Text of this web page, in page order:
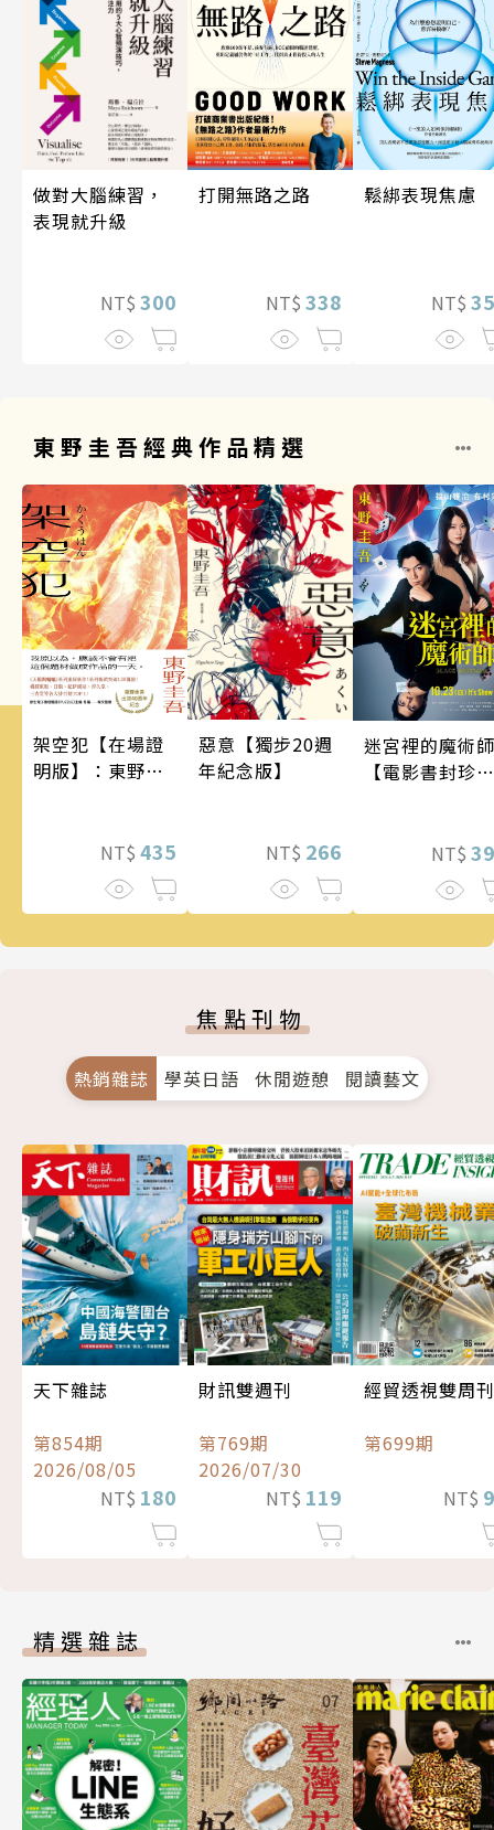
做對大腦練習，
表現就升級
NT$ 300
打開無路之路
NT$ 338
鬆綁表現焦慮
NT$
東野圭吾經典作品精選
架空犯【在場證
明版】：東野圭
蝠》系列重磅新
NT$ 435
惡意【獨步20週
年紀念版】
NT$ 266
迷宮裡的魔術師
【電影書封珍藏
NT$
焦點刊物
熱銷雜誌 學英日語 休閒遊憩 閱讀藝文
天下雜誌
第854期
2026/08/05
NT$ 180
財訊雙週刊
第769期
2026/07/30
NT$ 119
經貿透視雙周刊
第699期
NT$
精選雜誌